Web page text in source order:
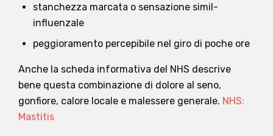
stanchezza marcata o sensazione simil-
influenzale
peggioramento percepibile nel giro di poche ore
Anche la scheda informativa del NHS descrive
bene questa combinazione di dolore al seno,
gonfiore, calore locale e malessere generale. NHS:
Mastitis